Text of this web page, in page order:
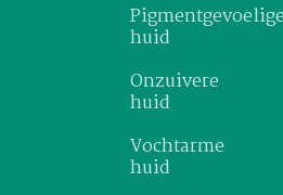
Pigmentgevoelige
huid
Onzuivere
huid
Vochtarme
huid